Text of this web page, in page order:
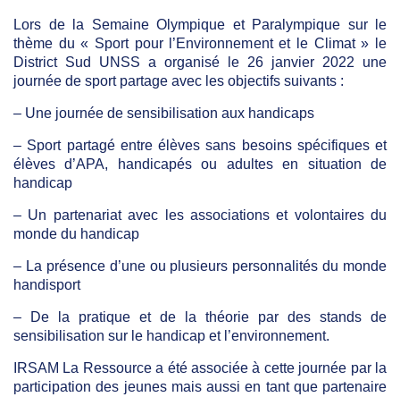
Lors de la Semaine Olympique et Paralympique sur le
thème du « Sport pour l’Environnement et le Climat » le
District Sud UNSS a organisé le 26 janvier 2022 une
journée de sport partage avec les objectifs suivants :
– Une journée de sensibilisation aux handicaps
– Sport partagé entre élèves sans besoins spécifiques et
élèves d’APA, handicapés ou adultes en situation de
handicap
– Un partenariat avec les associations et volontaires du
monde du handicap
– La présence d’une ou plusieurs personnalités du monde
handisport
– De la pratique et de la théorie par des stands de
sensibilisation sur le handicap et l’environnement.
IRSAM La Ressource a été associée à cette journée par la
participation des jeunes mais aussi en tant que partenaire